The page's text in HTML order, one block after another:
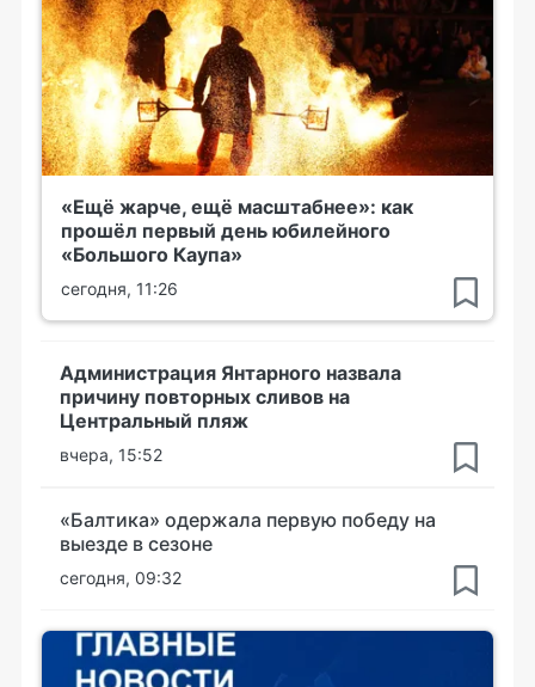
«Ещё жарче, ещё масштабнее»: как
прошёл первый день юбилейного
«Большого Каупа»
сегодня, 11:26
Администрация Янтарного назвала
причину повторных сливов на
Центральный пляж
вчера, 15:52
«Балтика» одержала первую победу на
выезде в сезоне
сегодня, 09:32